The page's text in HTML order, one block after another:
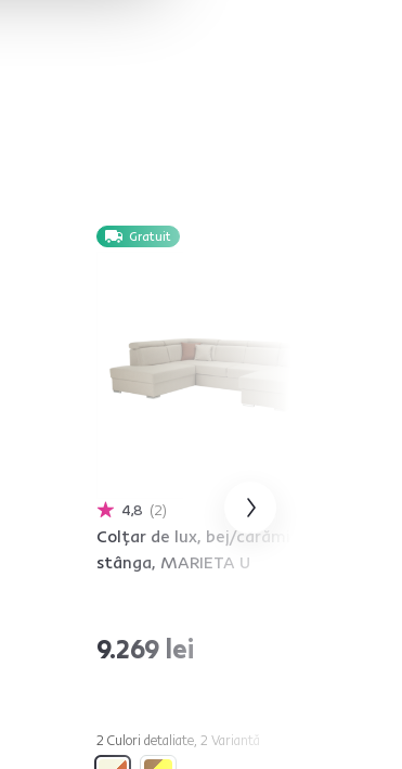
Gratuit
4,8 2
Colţar de lux, bej/cărămiziu,
stânga, MARIETA U
9.269 lei
2 Culori detaliate, 2 Variantă